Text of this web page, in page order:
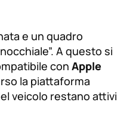
e un quadro
A questo si
con Apple
la piattaforma
veicolo restano attivi